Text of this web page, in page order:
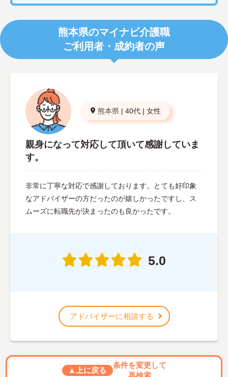
熊本県のマイナビ介護職
ご利用者・成約者の声
熊本県 | 40代 | 女性
親身になって対応して頂いて感謝していま
す。
非常に丁寧な対応で感謝しております。とても好印象
なアドバイザーの方だったのが嬉しかったですし、ス
ムーズに転職先が決まったのも良かったです。
5.0
アドバイザーに相談する
▲上に戻る
条件を変更して
再検索